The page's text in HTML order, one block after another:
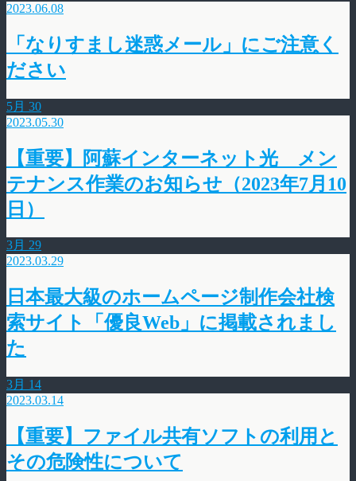
2023.06.08
「なりすまし迷惑メール」にご注意く
ださい
5月 30
2023.05.30
【重要】阿蘇インターネット光 メン
テナンス作業のお知らせ（2023年7月10
日）
3月 29
2023.03.29
日本最大級のホームページ制作会社検
索サイト「優良Web」に掲載されまし
た
3月 14
2023.03.14
【重要】ファイル共有ソフトの利用と
その危険性について